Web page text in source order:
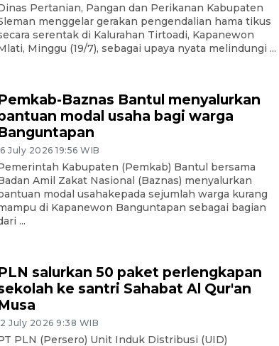
Pertanian, Pangan dan Perikanan Kabupaten
menggelar gerakan pengendalian hama tikus
serentak di Kalurahan Tirtoadi, Kapanewon
Minggu (19/7), sebagai upaya nyata melindungi ...
Baznas Bantul menyalurkan
modal usaha bagi warga
July 2026 19:56 WIB
Kabupaten (Pemkab) Bantul bersama
Amil Zakat Nasional (Baznas) menyalurkan
modal usahakepada sejumlah warga kurang
di Kapanewon Banguntapan sebagai bagian
...
salurkan 50 paket perlengkapan
ke santri Sahabat Al Qur'an
July 2026 9:38 WIB
PLN (Persero) Unit Induk Distribusi (UID)